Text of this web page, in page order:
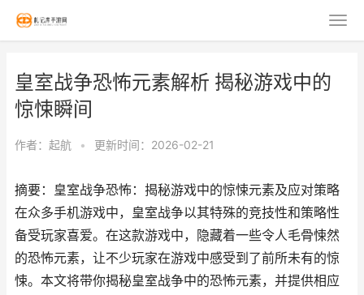
皇室战争恐怖元素解析 揭秘游戏中的
惊悚瞬间
作者： 起航 • 更新时间：2026-02-21
摘要：皇室战争恐怖：揭秘游戏中的惊悚元素及应对策略
在众多手机游戏中，皇室战争以其特殊的竞技性和策略性
备受玩家喜爱。在这款游戏中，隐藏着一些令人毛骨悚然
的恐怖元素，让不少玩家在游戏中感受到了前所未有的惊
悚。本文将带你揭秘皇室战争中的恐怖元素，并提供相应